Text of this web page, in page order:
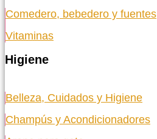
Comedero, bebedero y fuentes
Vitaminas
Higiene
Belleza, Cuidados y Higiene
Champús y Acondicionadores